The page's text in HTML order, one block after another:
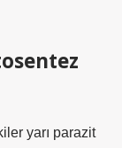
yarı parazit